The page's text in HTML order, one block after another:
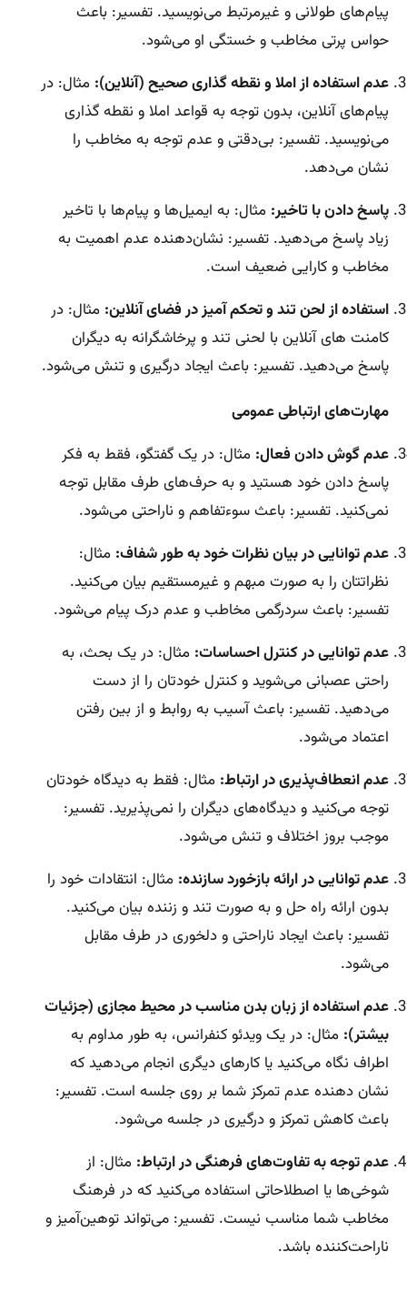
پیام‌های طولانی و غیرمرتبط می‌نویسید. تفسیر: باعث
حواس پرتی مخاطب و خستگی او می‌شود.
عدم استفاده از املا و نقطه گذاری صحیح (آنلاین): مثال: در
پیام‌های آنلاین، بدون توجه به قواعد املا و نقطه گذاری
می‌نویسید. تفسیر: بی‌دقتی و عدم توجه به مخاطب را
نشان می‌دهد.
پاسخ دادن با تاخیر: مثال: به ایمیل‌ها و پیام‌ها با تاخیر
زیاد پاسخ می‌دهید. تفسیر: نشان‌دهنده عدم اهمیت به
مخاطب و کارایی ضعیف است.
استفاده از لحن تند و تحکم آمیز در فضای آنلاین: مثال: در
کامنت های آنلاین با لحنی تند و پرخاشگرانه به دیگران
پاسخ می‌دهید. تفسیر: باعث ایجاد درگیری و تنش می‌شود.
مهارت‌های ارتباطی عمومی
عدم گوش دادن فعال: مثال: در یک گفتگو، فقط به فکر
پاسخ دادن خود هستید و به حرف‌های طرف مقابل توجه
نمی‌کنید. تفسیر: باعث سوءتفاهم و ناراحتی می‌شود.
عدم توانایی در بیان نظرات خود به طور شفاف: مثال:
نظراتتان را به صورت مبهم و غیرمستقیم بیان می‌کنید.
تفسیر: باعث سردرگمی مخاطب و عدم درک پیام می‌شود.
عدم توانایی در کنترل احساسات: مثال: در یک بحث، به
راحتی عصبانی می‌شوید و کنترل خودتان را از دست
می‌دهید. تفسیر: باعث آسیب به روابط و از بین رفتن
اعتماد می‌شود.
عدم انعطاف‌پذیری در ارتباط: مثال: فقط به دیدگاه خودتان
توجه می‌کنید و دیدگاه‌های دیگران را نمی‌پذیرید. تفسیر:
موجب بروز اختلاف و تنش می‌شود.
عدم توانایی در ارائه بازخورد سازنده: مثال: انتقادات خود را
بدون ارائه راه حل و به صورت تند و زننده بیان می‌کنید.
تفسیر: باعث ایجاد ناراحتی و دلخوری در طرف مقابل
می‌شود.
عدم استفاده از زبان بدن مناسب در محیط مجازی (جزئیات
بیشتر): مثال: در یک ویدئو کنفرانس، به طور مداوم به
اطراف نگاه می‌کنید یا کارهای دیگری انجام می‌دهید که
نشان دهنده عدم تمرکز شما بر روی جلسه است. تفسیر:
باعث کاهش تمرکز و درگیری در جلسه می‌شود.
عدم توجه به تفاوت‌های فرهنگی در ارتباط: مثال: از
شوخی‌ها یا اصطلاحاتی استفاده می‌کنید که در فرهنگ
مخاطب شما مناسب نیست. تفسیر: می‌تواند توهین‌آمیز و
ناراحت‌کننده باشد.